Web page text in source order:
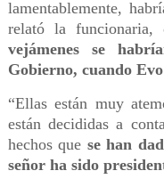
lamentablemente,
relató la funcionaria,
vejámenes se
Gobierno, cuando
“Ellas están muy
están decididas a
hechos que se han
señor ha sido